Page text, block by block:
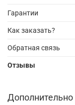
Гарантии
Как заказать?
Обратная связь
Отзывы
Дополнительно